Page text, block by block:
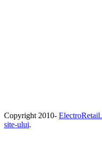
Copyright 2010-
site-ului.